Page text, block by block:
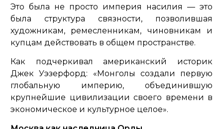
Это была не просто империя насилия — это
была структура связности, позволившая
художникам, ремесленникам, чиновникам и
купцам действовать в общем пространстве.
Как подчеркивал американский историк
Джек Уэзерфорд: «Монголы создали первую
глобальную империю, объединившую
крупнейшие цивилизации своего времени в
экономическое и культурное целое».